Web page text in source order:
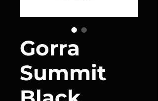
Gorra
Summit